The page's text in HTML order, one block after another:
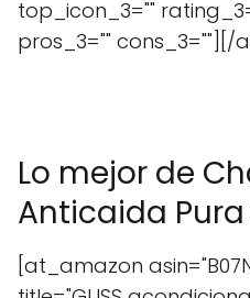
top_icon_3=""
pros_3=""
Lo mejor de
Anticaida Pura
[at_amazon